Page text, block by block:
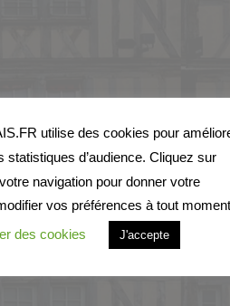
utilise des cookies pour
statistiques d’audience. Cliquez sur
navigation pour donner votre
vos préférences à tout moment
des cookies J'accepte